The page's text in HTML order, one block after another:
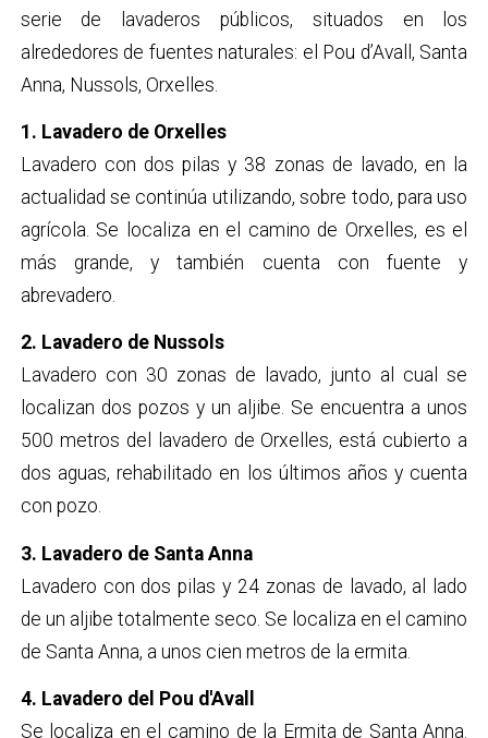
serie de lavaderos públicos, situados en los
alrededores de fuentes naturales: el Pou d’Avall, Santa
Anna, Nussols, Orxelles.
1. Lavadero de Orxelles
Lavadero con dos pilas y 38 zonas de lavado, en la
actualidad se continúa utilizando, sobre todo, para uso
agrícola. Se localiza en el camino de Orxelles, es el
más grande, y también cuenta con fuente y
abrevadero.
2. Lavadero de Nussols
Lavadero con 30 zonas de lavado, junto al cual se
localizan dos pozos y un aljibe. Se encuentra a unos
500 metros del lavadero de Orxelles, está cubierto a
dos aguas, rehabilitado en los últimos años y cuenta
con pozo.
3. Lavadero de Santa Anna
Lavadero con dos pilas y 24 zonas de lavado, al lado
de un aljibe totalmente seco. Se localiza en el camino
de Santa Anna, a unos cien metros de la ermita.
4. Lavadero del Pou d'Avall
Se localiza en el camino de la Ermita de Santa Anna.